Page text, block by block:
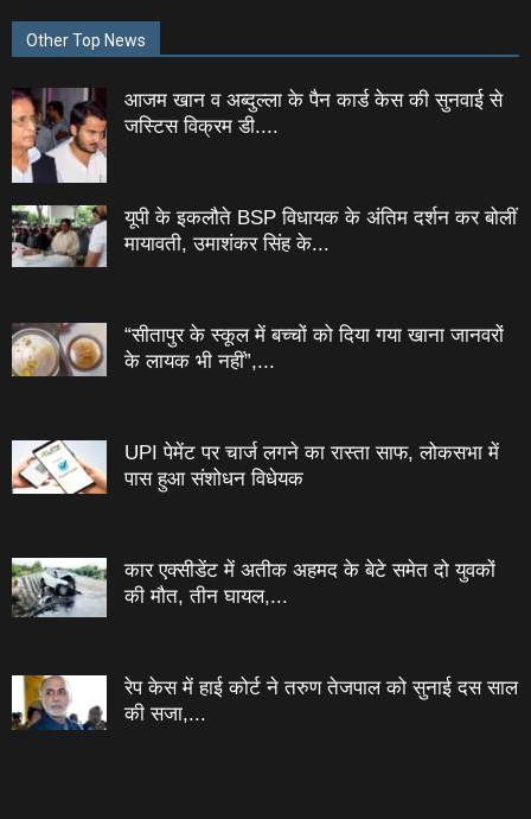
Other Top News
आजम खान व अब्दुल्ला के पैन कार्ड केस की सुनवाई से
जस्टिस विक्रम डी....
यूपी के इकलौते BSP विधायक के अंतिम दर्शन कर बोलीं
मायावती, उमाशंकर सिंह के...
“सीतापुर के स्‍कूल में बच्‍चों को दिया गया खाना जानवरों
के लायक भी नहीं”,...
UPI पेमेंट पर चार्ज लगने का रास्ता साफ, लोकसभा में
पास हुआ संशोधन विधेयक
कार एक्सीडेंट में अतीक अहमद के बेटे समेत दो युवकों
की मौत, तीन घायल,...
रेप केस में हाई कोर्ट ने तरुण तेजपाल को सुनाई दस साल
की सजा,...